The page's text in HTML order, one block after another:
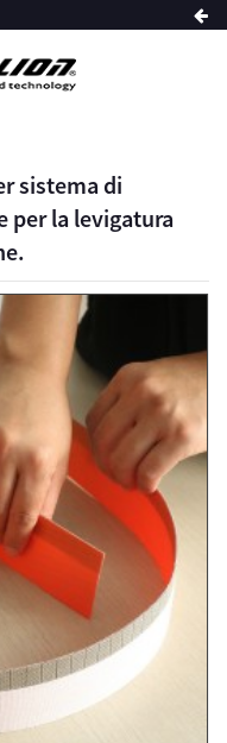
sistema di
per la levigatura